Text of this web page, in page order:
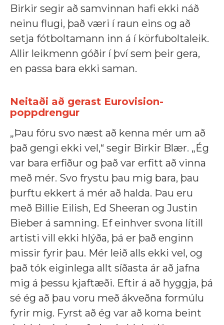
Birkir segir að samvinnan hafi ekki náð
neinu flugi, það væri í raun eins og að
setja fótboltamann inn á í körfuboltaleik.
Allir leikmenn góðir í því sem þeir gera,
en passa bara ekki saman.
Neitaði að gerast Eurovision-
poppdrengur
„Þau fóru svo næst að kenna mér um að
það gengi ekki vel,“ segir Birkir Blær. „Ég
var bara erfiður og það var erfitt að vinna
með mér. Svo frystu þau mig bara, þau
þurftu ekkert á mér að halda. Þau eru
með Billie Eilish, Ed Sheeran og Justin
Bieber á samning. Ef einhver svona lítill
artisti vill ekki hlýða, þá er það enginn
missir fyrir þau. Mér leið alls ekki vel, og
það tók eiginlega allt síðasta ár að jafna
mig á þessu kjaftæði. Eftir á að hyggja, þá
sé ég að þau voru með ákveðna formúlu
fyrir mig. Fyrst að ég var að koma beint